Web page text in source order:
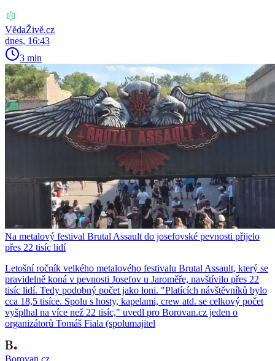
VědaŽivě.cz
dnes, 16:43
3 min
Na metalový festival Brutal Assault do josefovské pevnosti přijelo
přes 22 tisíc lidí
Letošní ročník velkého metalového festivalu Brutal Assault, který se
pravidelně koná v pevnosti Josefov u Jaroměře, navštívilo přes 22
tisíc lidí. Tedy podobný počet jako loni. "Platících návštěvníků bylo
cca 18,5 tisíce. Spolu s hosty, kapelami, crew atd. se celkový počet
vyšplhal na více než 22 tisíc," uvedl pro Borovan.cz jeden o
organizátorů Tomáš Fiala (spolumajitel
Borovan.cz